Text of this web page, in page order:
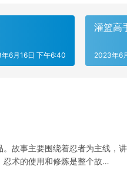
6月16日 下午6:40
灌篮高
2023年6
故事主要围绕着忍者为主线，
忍术的使用和修炼是整个故…